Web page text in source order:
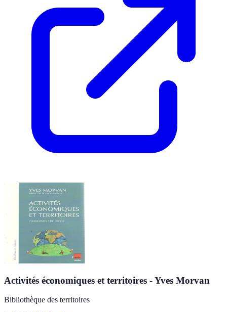
Activités économiques et territoires - Yves Morvan
Bibliothèque des territoires